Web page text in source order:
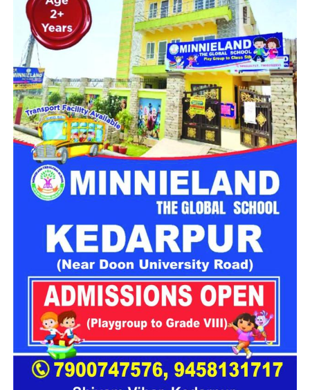
महिला सशक्तिकरण एवं बाल विकास विभाग की ओर से इसके लिए ‘आलंबन
गांव’ विकसित करने की योजना तैयार की जा रही है। इस योजना का उद्देश्य
नारी निकेतन में रहने वाली महिलाओं और बच्चों को सुरक्षित माहौल के साथ-
साथ घर जैसा अपनापन और स्वतंत्रता देना है।
उत्तराखंड में बन रहा ‘आलंबन गांव’
महिला सशक्तिकरण एवं बाल विकास विभागके निदेशक आईएएस बंशीलाल
राणा के मुताबिक, नारी निकेतन में आने वाली कई महिलाएं और बच्चे खुद को
एक बंद संस्थान या जेल जैसी जगह पर महसूस करते हैं। यही वजह है कि
कई बार बच्चे वहां से निकलने या भागने की कोशिश तक करने लगते हैं।
इसी समस्या को ध्यान में रखते हुए विभाग अब ऐसा इंफ्रास्ट्रक्चर तैयार
करने की दिशा में काम कर रहा है, जहां रहने वाले लोगों को संस्थागत माहौल
के बजाय परिवार जैसा वातावरण मिल सके।
16 घरों में मिलेगा परिवार जैसा माहौल
प्रस्तावित आलंबन गांव में कॉटेज और छोटे घर विकसित किए जाएंगे। यहां
एक परिवार की तर्ज पर लोगों को रखा जाएगा। योजना के मुताबिक, एक
यूनिट में करीब दो महिलाएं, चार बच्चे और एक किशोरी को शामिल किया
जाएगा। इस तरह उन्हें एक परिवार की तरह साथ रहने का अवसर मिलेगा।
हर यूनिट में अलग किचन जैसी सुविधाएं भी होंगी, ताकि वहां रहने वाली